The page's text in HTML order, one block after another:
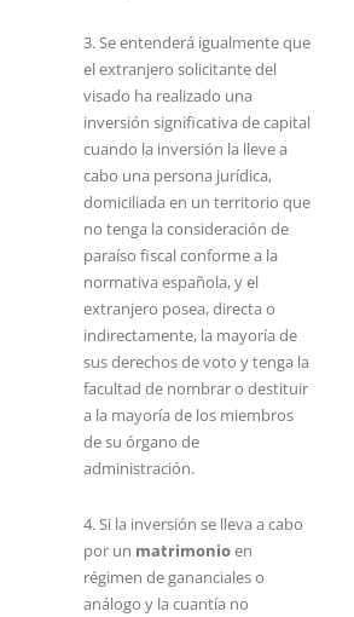
3. Se entenderá igualmente que
el extranjero solicitante del
visado ha realizado una
inversión significativa de capital
cuando la inversión la lleve a
cabo una persona jurídica,
domiciliada en un territorio que
no tenga la consideración de
paraíso fiscal conforme a la
normativa española, y el
extranjero posea, directa o
indirectamente, la mayoría de
sus derechos de voto y tenga la
facultad de nombrar o destituir
a la mayoría de los miembros
de su órgano de
administración.
4. Si la inversión se lleva a cabo
por un matrimonioen
régimen de gananciales o
análogo y la cuantía no